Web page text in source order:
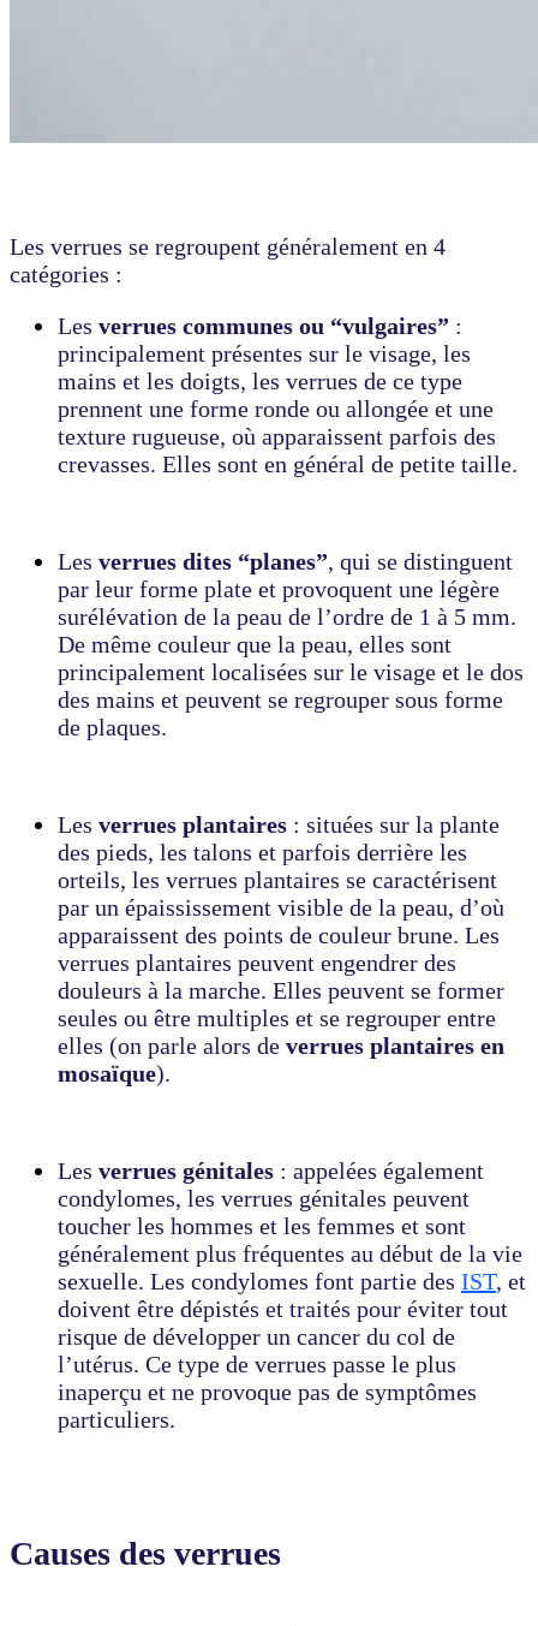
Les verrues se regroupent généralement en 4
catégories :
Les verrues communes ou “vulgaires” :
principalement présentes sur le visage, les
mains et les doigts, les verrues de ce type
prennent une forme ronde ou allongée et une
texture rugueuse, où apparaissent parfois des
crevasses. Elles sont en général de petite taille.
Les verrues dites “planes”, qui se distinguent
par leur forme plate et provoquent une légère
surélévation de la peau de l’ordre de 1 à 5 mm.
De même couleur que la peau, elles sont
principalement localisées sur le visage et le dos
des mains et peuvent se regrouper sous forme
de plaques.
Les verrues plantaires : situées sur la plante
des pieds, les talons et parfois derrière les
orteils, les verrues plantaires se caractérisent
par un épaississement visible de la peau, d’où
apparaissent des points de couleur brune. Les
verrues plantaires peuvent engendrer des
douleurs à la marche. Elles peuvent se former
seules ou être multiples et se regrouper entre
elles (on parle alors de verrues plantaires en
mosaïque).
Les verrues génitales : appelées également
condylomes, les verrues génitales peuvent
toucher les hommes et les femmes et sont
généralement plus fréquentes au début de la vie
sexuelle. Les condylomes font partie des IST, et
doivent être dépistés et traités pour éviter tout
risque de développer un cancer du col de
l’utérus. Ce type de verrues passe le plus
inaperçu et ne provoque pas de symptômes
particuliers.
Causes des verrues